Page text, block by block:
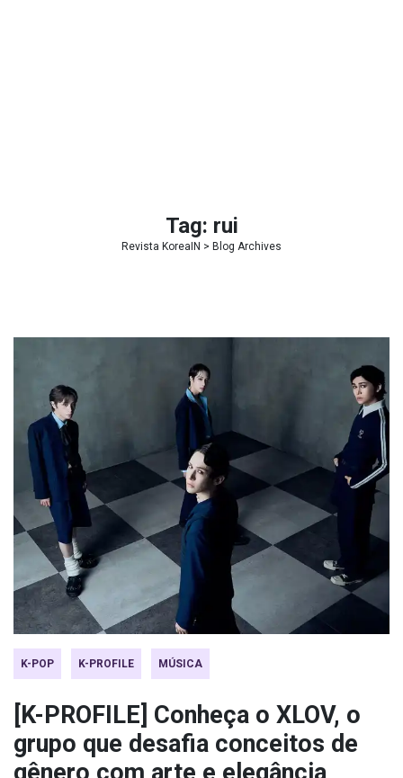
Tag: rui
Revista KoreaIN > Blog Archives
K-POP K-PROFILE MÚSICA
[K-PROFILE] Conheça o XLOV, o
grupo que desafia conceitos de